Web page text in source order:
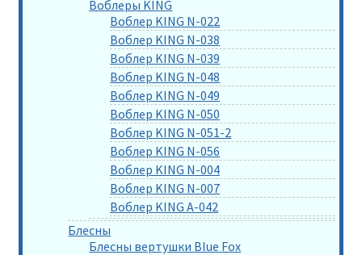
Воблеры KING
Воблер KING N-022
Воблер KING N-038
Воблер KING N-039
Воблер KING N-048
Воблер KING N-049
Воблер KING N-050
Воблер KING N-051-2
Воблер KING N-056
Воблер KING N-004
Воблер KING N-007
Воблер KING A-042
Блесны
Блесны вертушки Blue Fox